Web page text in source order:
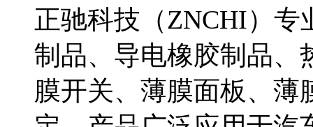
正驰科技（ZNCHI）
制品、导电橡胶制品、
膜开关、薄膜面板、薄